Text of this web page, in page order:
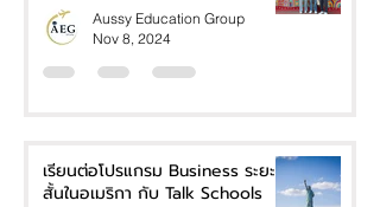
Aussy Education Group
Nov 8, 2024
เรียนต่อโปรแกรม Business ระยะ
สั้นในอเมริกา กับ Talk Schools